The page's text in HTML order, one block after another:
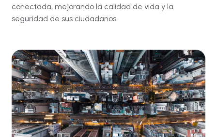
conectada, mejorando la calidad de vida y la
seguridad de sus ciudadanos.